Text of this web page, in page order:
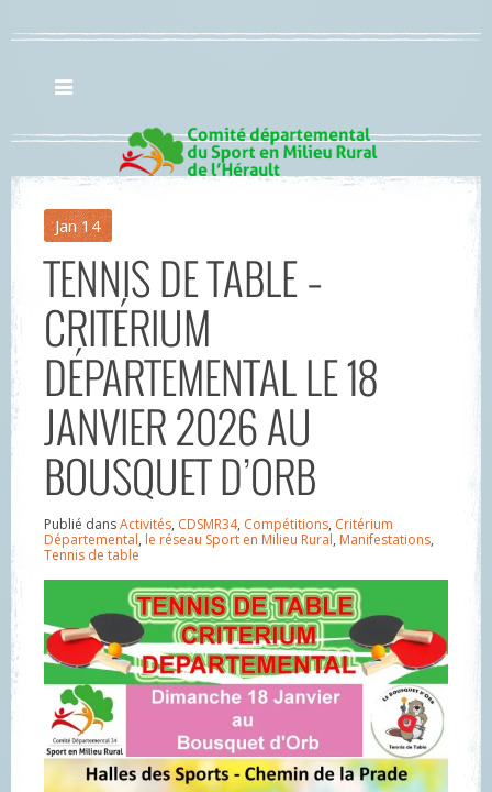
Jan 14
TENNIS DE TABLE –
CRITÉRIUM
DÉPARTEMENTAL LE 18
JANVIER 2026 AU
BOUSQUET D’ORB
Publié dansActivités, CDSMR34, Compétitions, Critérium
Départemental, le réseau Sport en Milieu Rural, Manifestations,
Tennis de table